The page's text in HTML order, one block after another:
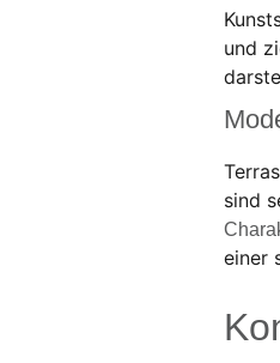
und
sind
einer